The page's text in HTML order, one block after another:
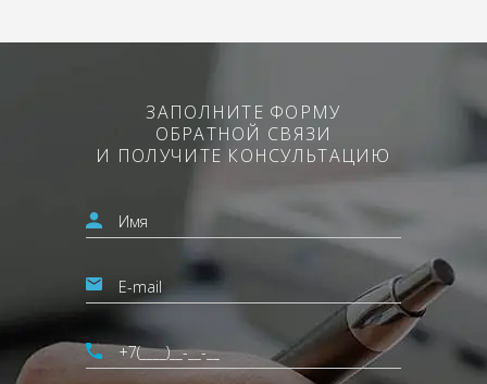
ЗАПОЛНИТЕ ФОРМУ
ОБРАТНОЙ СВЯЗИ
И ПОЛУЧИТЕ КОНСУЛЬТАЦИЮ